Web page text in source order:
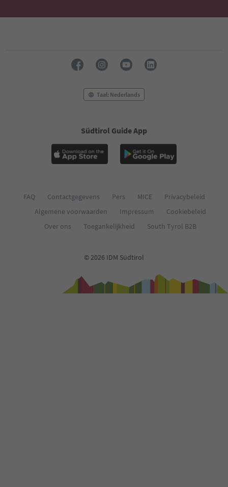
Taal: Nederlands
Südtirol Guide App
FAQ Contactgegevens Pers MICE
Privacybeleid
Algemene voorwaarden
Impressum
Cookiebeleid
Over ons
Toegankelijkheid South Tyrol B2B
© 2026 IDM Südtirol